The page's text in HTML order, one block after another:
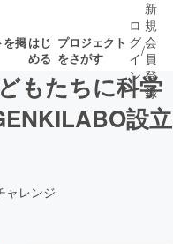
を掲はじ
める
プロジェクト
をさがす
終了が近いプ
ロ
グ
イ
ン
/
新
規
会
員
登
録
もたちに科学
設立
ャレンジ